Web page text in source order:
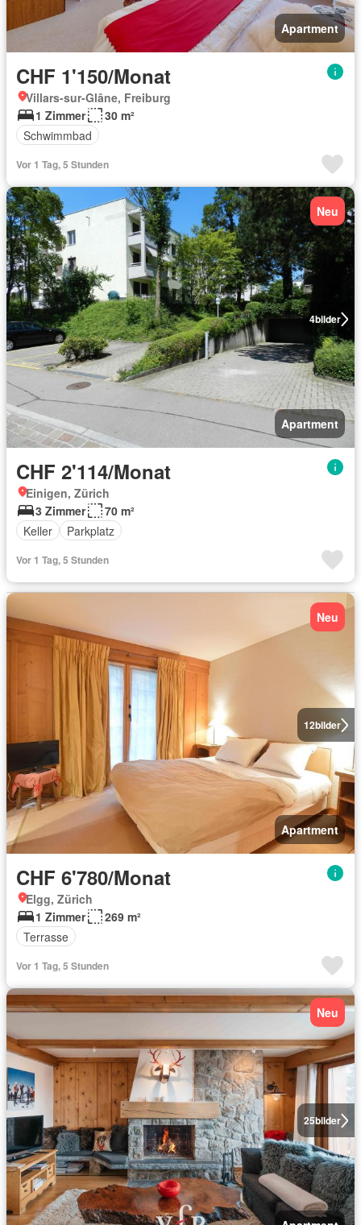
Apartment
CHF 1'150/Monat
Villars-sur-Glâne, Freiburg
1 Zimmer
30 m²
Schwimmbad
Vor 1 Tag, 5 Stunden
4bilder
Neu
Apartment
CHF 2'114/Monat
Einigen, Zürich
3 Zimmer
70 m²
Keller
Parkplatz
Vor 1 Tag, 5 Stunden
12bilder
Neu
Apartment
CHF 6'780/Monat
Elgg, Zürich
1 Zimmer
269 m²
Terrasse
Vor 1 Tag, 5 Stunden
25bilder
Neu